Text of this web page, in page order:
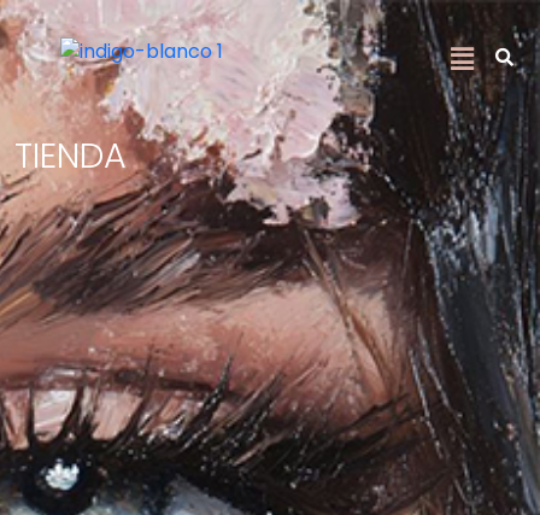
TIENDA